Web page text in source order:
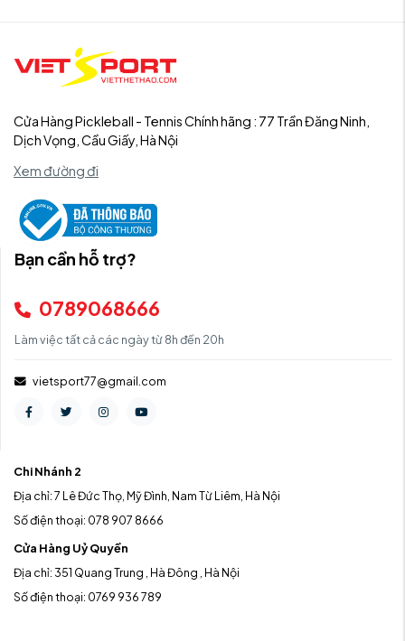
Cửa Hàng Pickleball - Tennis Chính hãng : 77 Trần Đăng Ninh,
Dịch Vọng, Cầu Giấy, Hà Nội
Xem đường đi
Bạn cần hỗ trợ?
0789068666
Làm việc tất cả các ngày từ 8h đến 20h
vietsport77@gmail.com
Chi Nhánh 2
Địa chỉ: 7 Lê Đức Thọ, Mỹ Đình, Nam Từ Liêm, Hà Nội
Số điện thoại: 078 907 8666
Cửa Hàng Uỷ Quyền
Địa chỉ: 351 Quang Trung , Hà Đông , Hà Nội
Số điện thoại: 0769 936 789